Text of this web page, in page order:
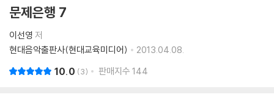
문제은행 7
이선영 저
현대음악출판사(현대교육미디어)
2013.04.08.
10.0 3 판매지수 144